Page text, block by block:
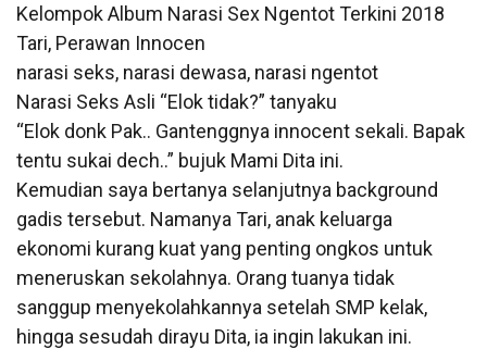
Kelompok Album Narasi Sex Ngentot Terkini 2018
Tari, Perawan Innocen
narasi seks, narasi dewasa, narasi ngentot
Narasi Seks Asli “Elok tidak?” tanyaku
“Elok donk Pak.. Gantenggnya innocent sekali. Bapak
tentu sukai dech..” bujuk Mami Dita ini.
Kemudian saya bertanya selanjutnya background
gadis tersebut. Namanya Tari, anak keluarga
ekonomi kurang kuat yang penting ongkos untuk
meneruskan sekolahnya. Orang tuanya tidak
sanggup menyekolahkannya setelah SMP kelak,
hingga sesudah dirayu Dita, ia ingin lakukan ini.